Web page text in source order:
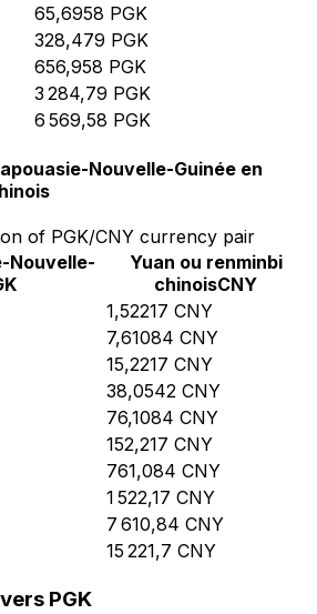
65,6958 PGK
328,479 PGK
656,958 PGK
3 284,79 PGK
6 569,58 PGK
Nouvelle-Guinée en
of PGK/CNY currency pair
Nouvelle-
Yuan ou renminbi
chinoisCNY
1,52217 CNY
7,61084 CNY
15,2217 CNY
38,0542 CNY
76,1084 CNY
152,217 CNY
761,084 CNY
1 522,17 CNY
7 610,84 CNY
15 221,7 CNY
PGK